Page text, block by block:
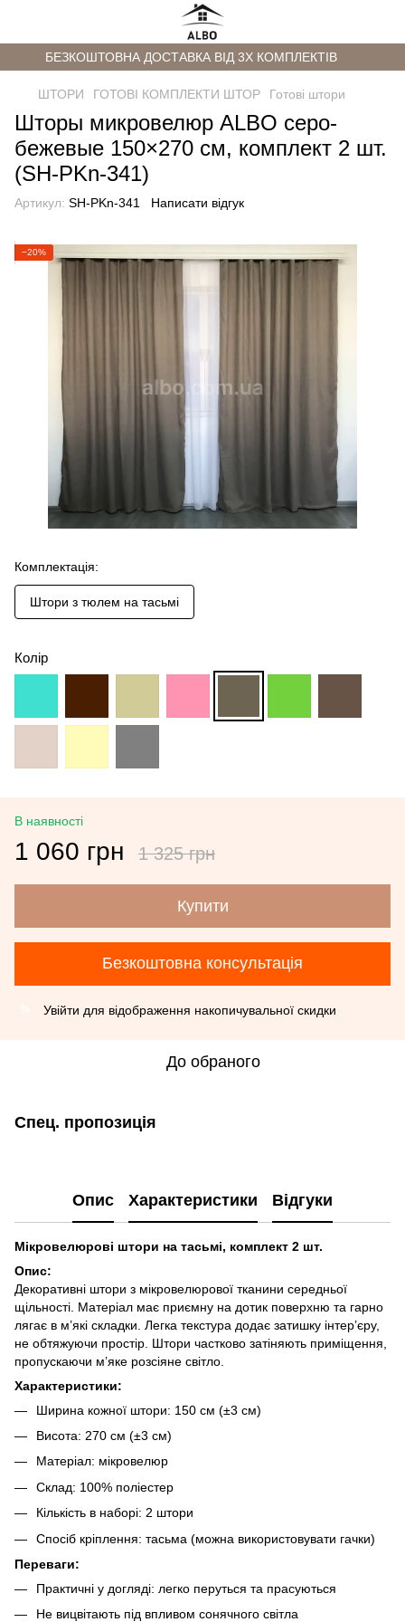
БЕЗКОШТОВНА ДОСТАВКА ВІД 3Х КОМПЛЕКТІВ
ШТОРИ ГОТОВІ КОМПЛЕКТИ ШТОР Готові штори
Шторы микровелюр ALBO серо-
бежевые 150×270 см, комплект 2 шт.
(SH-PKn-341)
Артикул: SH-PKn-341 Написати відгук
−20%
Комплектація:
Штори з тюлем на тасьмі
Колір
В наявності
1 060 грн 1 325 грн
Купити
Безкоштовна консультація
Увійти для відображення накопичувальної скидки
До обраного
Спец. пропозиція
Опис Характеристики Відгуки
Мікровелюрові штори на тасьмі, комплект 2 шт.
Опис:
Декоративні штори з мікровелюрової тканини середньої
щільності. Матеріал має приємну на дотик поверхню та гарно
лягає в м’які складки. Легка текстура додає затишку інтер’єру,
не обтяжуючи простір. Штори частково затіняють приміщення,
пропускаючи м’яке розсіяне світло.
Характеристики:
Ширина кожної штори: 150 см (±3 см)
Висота: 270 см (±3 см)
Матеріал: мікровелюр
Склад: 100% поліестер
Кількість в наборі: 2 штори
Спосіб кріплення: тасьма (можна використовувати гачки)
Переваги:
Практичні у догляді: легко перуться та прасуються
Не вицвітають під впливом сонячного світла